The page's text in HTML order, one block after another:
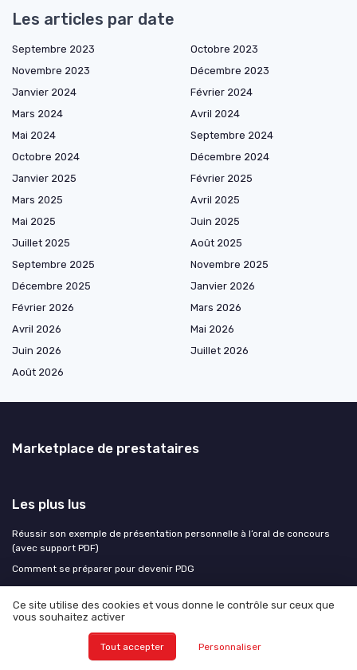
Les articles par date
Septembre 2023
Octobre 2023
Novembre 2023
Décembre 2023
Janvier 2024
Février 2024
Mars 2024
Avril 2024
Mai 2024
Septembre 2024
Octobre 2024
Décembre 2024
Janvier 2025
Février 2025
Mars 2025
Avril 2025
Mai 2025
Juin 2025
Juillet 2025
Août 2025
Septembre 2025
Novembre 2025
Décembre 2025
Janvier 2026
Février 2026
Mars 2026
Avril 2026
Mai 2026
Juin 2026
Juillet 2026
Août 2026
Marketplace de prestataires
Les plus lus
Réussir son exemple de présentation personnelle à l’oral de concours
(avec support PDF)
Comment se préparer pour devenir PDG
Indra Nooyi, une femme de décisions stratégiques à la tête de Pepsico
Le rôle essentiel du vice-président dans l'entreprise
Optimiser la gestion RH grâce à un tableau de bord Excel efficace
Ce site utilise des cookies et vous donne le contrôle sur ceux que
vous souhaitez activer
Tout accepter Personnaliser